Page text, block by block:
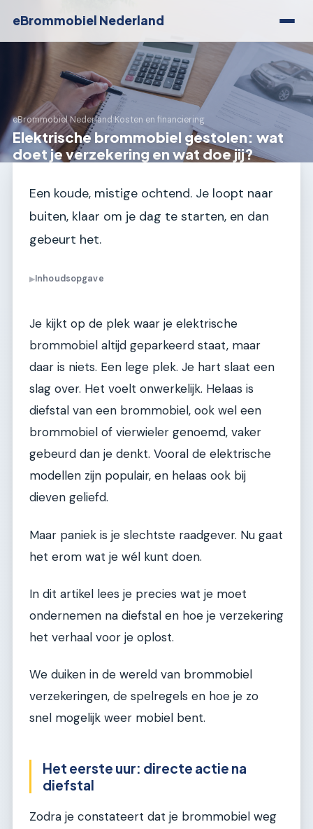
eBrommobiel Nederland
eBrommobiel Nederland›Kosten en financiering
Elektrische brommobiel gestolen: wat
doet je verzekering en wat doe jij?
Een koude, mistige ochtend. Je loopt naar
buiten, klaar om je dag te starten, en dan
gebeurt het.
▶Inhoudsopgave
Je kijkt op de plek waar je elektrische
brommobiel altijd geparkeerd staat, maar
daar is niets. Een lege plek. Je hart slaat een
slag over. Het voelt onwerkelijk. Helaas is
diefstal van een brommobiel, ook wel een
brommobiel of vierwieler genoemd, vaker
gebeurd dan je denkt. Vooral de elektrische
modellen zijn populair, en helaas ook bij
dieven geliefd.
Maar paniek is je slechtste raadgever. Nu gaat
het erom wat je wél kunt doen.
In dit artikel lees je precies wat je moet
ondernemen na diefstal en hoe je verzekering
het verhaal voor je oplost.
We duiken in de wereld van brommobiel
verzekeringen, de spelregels en hoe je zo
snel mogelijk weer mobiel bent.
Het eerste uur: directe actie na
diefstal
Zodra je constateert dat je brommobiel weg